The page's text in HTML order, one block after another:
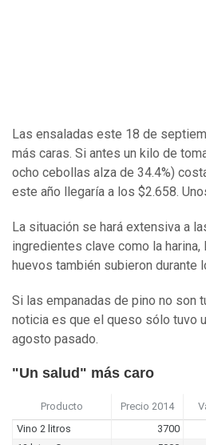
Las ensaladas este 18 de
más caras. Si antes un kilo de
ocho cebollas alza de 34.4%)
este año llegaría a los $2.658.
La situación se hará extensiva a
ingredientes clave como la harina,
huevos también subieron durante
Si las empanadas de pino no son
noticia es que el queso sólo tuvo
agosto pasado.
"Un salud" más caro